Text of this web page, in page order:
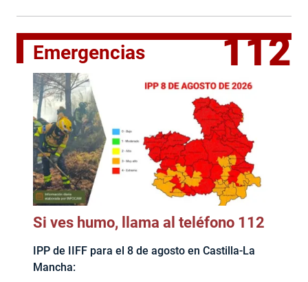
Emergencias 112
Si ves humo, llama al teléfono 112
IPP de IIFF para el 8 de agosto en Castilla-La
Mancha: